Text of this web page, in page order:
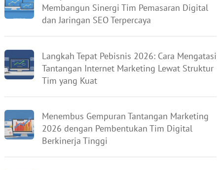
Membangun Sinergi Tim Pemasaran Digital
dan Jaringan SEO Terpercaya
Langkah Tepat Pebisnis 2026: Cara Mengatasi
Tantangan Internet Marketing Lewat Struktur
Tim yang Kuat
Menembus Gempuran Tantangan Marketing
2026 dengan Pembentukan Tim Digital
Berkinerja Tinggi